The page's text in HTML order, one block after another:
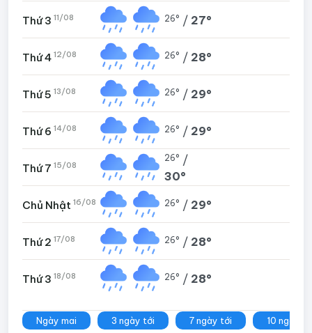
Thứ 3 11/08 26° / 27°
Thứ 4 12/08 26° / 28°
Thứ 5 13/08 26° / 29°
Thứ 6 14/08 26° / 29°
Thứ 7 15/08
26° /
30°
Chủ Nhật 16/08 26° / 29°
Thứ 2 17/08 26° / 28°
Thứ 3 18/08 26° / 28°
Ngày mai 3 ngày tới 7 ngày tới 10 ngày